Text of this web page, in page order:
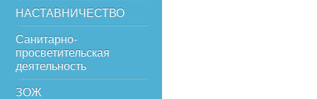
НАСТАВНИЧЕСТВО
Санитарно-
просветительская
деятельность
ЗОЖ